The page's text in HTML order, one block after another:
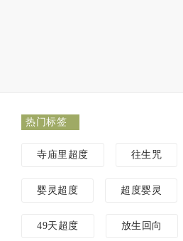
热门标签
寺庙里超度 往生咒
婴灵超度 超度婴灵
49天超度 放生回向